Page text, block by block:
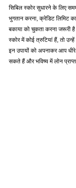
सिबिल स्कोर सुधारने के लिए
भुगतान करना, क्रेडिट लिमिट
बकाया को चुकता करना जरूरी
स्कोर में कोई त्रुटियां हैं, तो
इन उपायों को अपनाकर आप
सकते हैं और भविष्य में लोन